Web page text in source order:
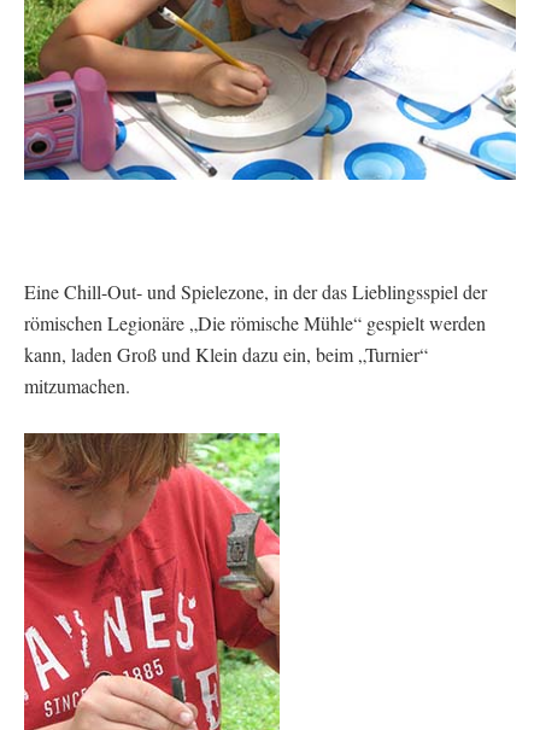
Eine Chill-Out- und Spielezone, in der das Lieblingsspiel der
römischen Legionäre „Die römische Mühle“ gespielt werden
kann, laden Groß und Klein dazu ein, beim „Turnier“
mitzumachen.